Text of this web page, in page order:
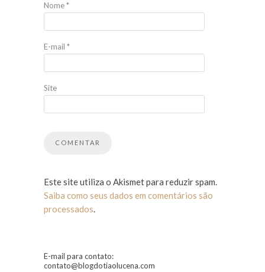
Nome*
E-mail *
Site
Este site utiliza o Akismet para reduzir spam.
Saiba como seus dados em comentários são
processados.
E-mail para contato:
contato@blogdotiaolucena.com